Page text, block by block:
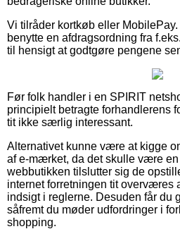
Vi tilråder kortkøb eller
benytte en afdragsordning fra
til hensigt at godtgøre pengene
Før folk handler i en SPIRIT
principielt betragte forhandlerens
tit ikke særlig interessant.
Alternativet kunne være at kigge
af e-mærket, da det skulle være en
webbutikken tilslutter sig de
internet forretningen tit overværes
indsigt i reglerne. Desuden får du
såfremt du møder udfordringer i
shopping.